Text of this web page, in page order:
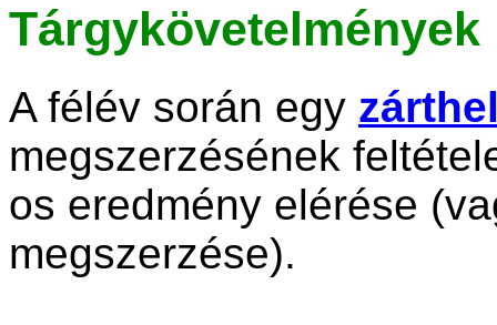
Tárgykövetelmények
A félév során egy
megszerzésének
os eredmény elérése
megszerzése).